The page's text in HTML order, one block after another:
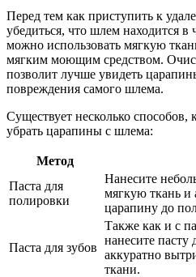
Перед тем как приступить к
убедиться, что шлем находится в
можно использовать мягкую
мягким моющим средством.
позволит лучше увидеть
повреждения самого шлема.
Существует несколько способов,
убрать царапины с шлема:
Метод
Паста для
полировки
Нанесите
мягкую ткань и
царапину до
Паста для зубов
Также как и с
нанесите пасту
аккуратно
ткани.